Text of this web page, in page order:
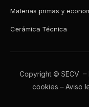
Materias primas y
Cerámica Técnica
Copyright © SECV –
cookies – Aviso